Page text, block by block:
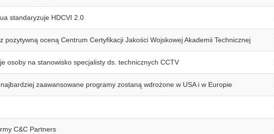
standaryzuje HDCVI 2.0
pozytywną oceną Centrum Certyfikacji Jakości Wojskowej Akademii Technicznej
osoby na stanowisko specjalisty ds. technicznych CCTV
zaawansowane programy zostaną wdrożone w USA i w Europie
C&C Partners